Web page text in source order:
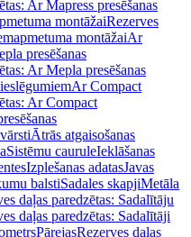
Ar Mapress presēšanas
montāžaiRezerves
montāžaiAr
presēšanas
Ar Mepla presēšanas
Ar Compact
Ar Compact
Ātrās atgaisošanas
Sistēmu cauruleIeklāšanas
Izplešanas adatasJavas
balstiSadales skapjiMetāla
daļas paredzētas: Sadalītāju
daļas paredzētas: Sadalītāji
PārejasRezerves daļas